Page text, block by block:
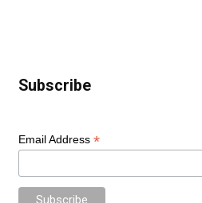
Subscribe
Email Address *